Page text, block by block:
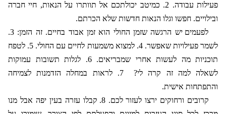
פעילות עבודה. 2. כמיטב יכולתכם אל תוותרו על הנאות, חיי חברה
ובילויים. חפשו וגלו הנאות חדשות שלא הכרתם.
לפעמים יש הרגשה שזמן החולי הוא זמן אבוד בחיים. זה הזמן: 3.
לשמר פעילויות שאפשר. 4. למצוא משמעות לחיים עם החולי. 5. לטפח
תוכניות מה לעשות אחרי שמבריאים. 6. לגלות תשובות עמוקות
לשאלה למה זה קרה לי?
7. לראות במחלה הזדמנות לצמיחה
והתפתחות אישית.
קרובים ורחוקים ירצו לעזור לכם. 8. קבלו עזרה בעין יפה אבל מנו